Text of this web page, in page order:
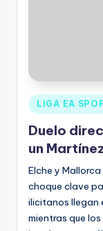
LIGA EA
Duelo
un
Elche y
choque clave
ilicitanos llegan
mientras que